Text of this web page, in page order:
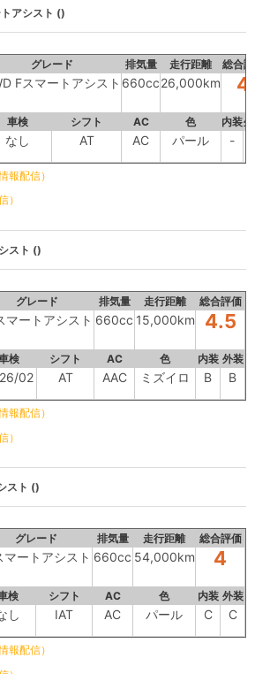
アシスト ()
グレード 排気量 走行距離 総合
Fスマートアシスト 660cc26,000km 4
車検 シフト AC 色 内装
なし AT AC パール -
報配信）
）
スト ()
グレード 排気量 走行距離 総合評価
マートアシスト 660cc 15,000km 4.5
検 シフト AC 色 内装 外装
02 AT AAC ミズイロ B B
報配信）
）
スト ()
グレード 排気量 走行距離 総合評価
マートアシスト 660cc 54,000km 4
検 シフト AC 色 内装 外装
し IAT AC パール C C
報配信）